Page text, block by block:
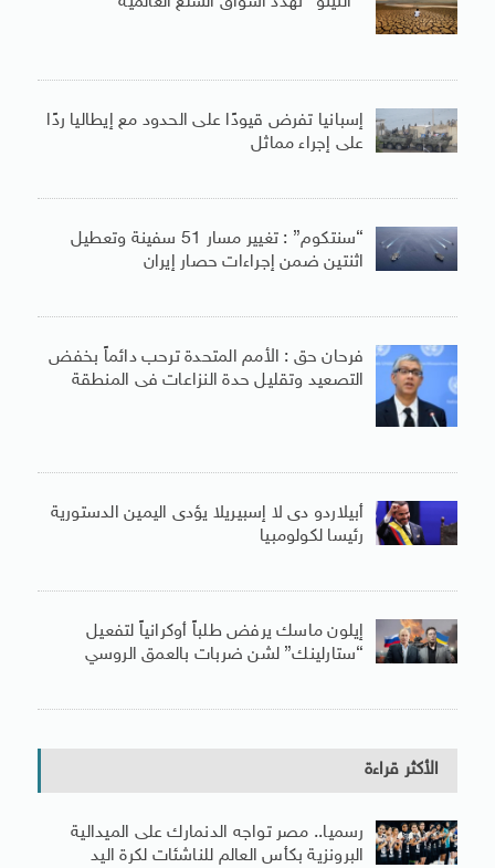
إسبانيا تفرض قيودًا على الحدود مع إيطاليا ردًا
على إجراء مماثل
“سنتكوم” : تغيير مسار 51 سفينة وتعطيل
اثنتين ضمن إجراءات حصار إيران
فرحان حق : الأمم المتحدة ترحب دائماً بخفض
التصعيد وتقليل حدة النزاعات فى المنطقة
أبيلاردو دى لا إسبيريلا يؤدى اليمين الدستورية
رئيسا لكولومبيا
إيلون ماسك يرفض طلباً أوكرانياً لتفعيل
“ستارلينك” لشن ضربات بالعمق الروسي
الأكثر قراءة
رسميا.. مصر تواجه الدنمارك على الميدالية
البرونزية بكأس العالم للناشئات لكرة اليد